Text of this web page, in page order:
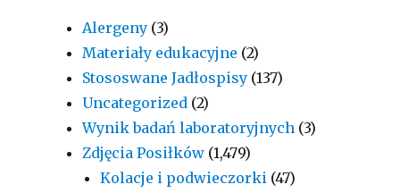
Alergeny (3)
Materiały edukacyjne (2)
Stososwane Jadłospisy (137)
Uncategorized (2)
Wynik badań laboratoryjnych (3)
Zdjęcia Posiłków (1,479)
Kolacje i podwieczorki (47)